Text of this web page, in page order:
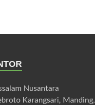
Nusantara
Karangsari, Manding,